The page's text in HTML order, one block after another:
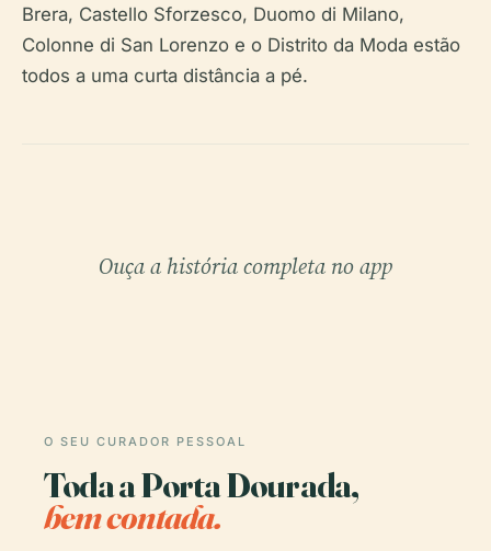
Brera, Castello Sforzesco, Duomo di Milano,
Colonne di San Lorenzo e o Distrito da Moda estão
todos a uma curta distância a pé.
Ouça a história completa no app
O SEU CURADOR PESSOAL
Toda a Porta Dourada,
bem contada.